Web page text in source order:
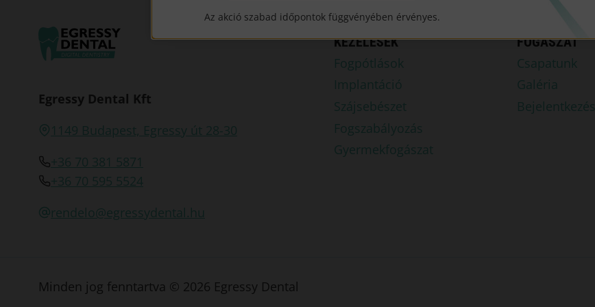
Egressy Dental Kft
1149 Budapest, Egressy út 28-30
+36 70 381 5871
+36 70 595 5524
rendelo@egressydental.hu
KEZELÉSEK
Fogpótlások
Implantáció
Szájsebészet
Fogszabályozás
Gyermekfogászat
FOGÁSZAT
Csapatunk
Galéria
Bejelentkezés
Minden jog fenntartva © 2026 Egressy Dental
Az akció szabad időpontok függvényében érvényes.